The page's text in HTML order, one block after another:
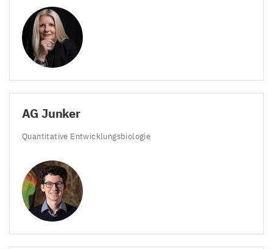
AG Junker
Quantitative Entwicklungsbiologie